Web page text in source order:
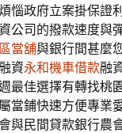
惱政府立案掛保證
公司的撥款速度與
當舖與銀行間甚麼
資永和機車借款融
最佳選擇有轉找桃
當鋪快速方便專業
與民間貸款銀行農